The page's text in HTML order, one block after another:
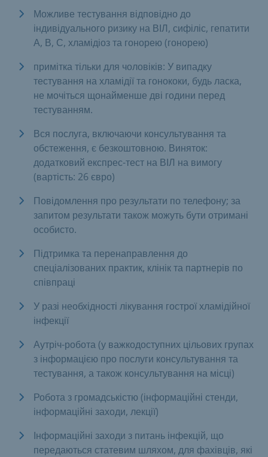
Можливе тестування відповідно до
індивідуального ризику на ВІЛ, сифіліс, гепатити
А, В, С, хламідіоз та гонорею (гонорею)
примітка тільки для чоловіків: У випадку
тестування на хламідії та гонококи, будь ласка,
не мочіться щонайменше дві години перед
тестуванням.
Вся послуга, включаючи консультування та
обстеження, є безкоштовною. Виняток:
додатковий експрес-тест на ВІЛ на вимогу
(вартість: 26 євро)
Повідомлення про результати по телефону; за
запитом результати також можуть бути отримані
особисто.
Підтримка та перенаправлення до
спеціалізованих практик, клінік та партнерів по
співпраці
У разі необхідності лікування гострої хламідійної
інфекції
Аутріч-робота (у важкодоступних цільових групах
з інформацією про послуги консультування та
тестування, а також консультування на місці)
Робота з громадськістю (інформаційні стенди,
інформаційні заходи, лекції)
Інформаційні заходи з питань інфекцій, що
передаються статевим шляхом, для фахівців, які